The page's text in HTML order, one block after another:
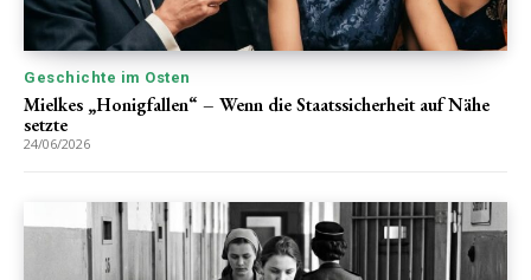
Geschichte im Osten
Mielkes „Honigfallen“ – Wenn die Staatssicherheit auf Nähe
setzte
24/06/2026